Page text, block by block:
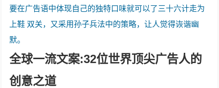
要在广告语中体现自己的独特口味就可以了三十六计走为
上鞋 双关，又采用孙子兵法中的策略，让人觉得诙谐幽
默。
全球一流文案:32位世界顶尖广告人的
创意之道